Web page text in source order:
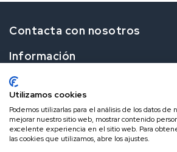
Contacta con nosotros
Información
Nuestro Boletín
Suscríbete a nuestro boletín para
descuentos.
Utilizamos cookies
Podemos utilizarlas para el análisis de los datos de
mejorar nuestro sitio web, mostrar contenido
excelente experiencia en el sitio web. Para
las cookies que utilizamos, abre los ajustes.